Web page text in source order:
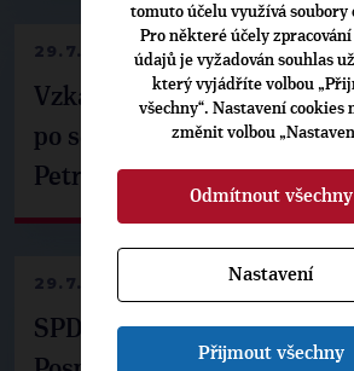
29.7.2026
Vzkaz Matěje Ondřeje
po setkání s prezidentem
Petrem Pavlem
29.7.2026
SPD už není ve zprávě o
tomuto účelu využívá soubory
Pro některé účely
údajů je vyžadován souhlas
který vyjádříte volbou
všechny“. Nastavení cookies
změnit volbou
Odmítnout všechny
Nastavení
Přijmout všechny